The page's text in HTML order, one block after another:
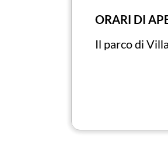
ORARI DI
Il parco di